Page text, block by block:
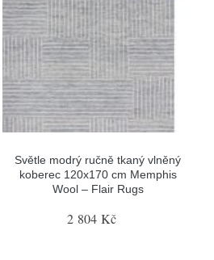
Světle modrý ručně tkaný vlněný
koberec 120x170 cm Memphis
Wool – Flair Rugs
2 804 Kč